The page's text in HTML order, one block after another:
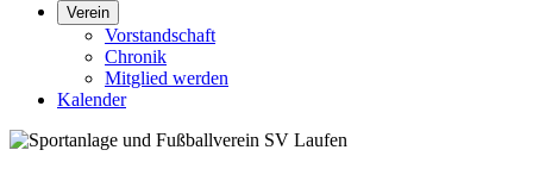
Verein
Vorstandschaft
Chronik
Mitglied werden
Kalender